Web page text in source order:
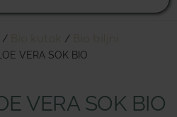
/ /
VERA SOK BIO
VERA SOK BIO